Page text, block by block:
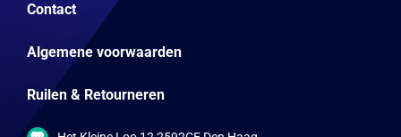
Contact
Algemene voorwaarden
Ruilen & Retourneren